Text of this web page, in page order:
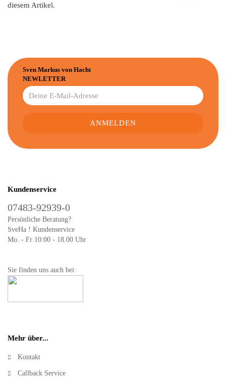
diesem Artikel.
Sven Markus von Hacht
NEWLETTER
Kundenservice
07483-92939-0
Persönliche Beratung?
SveHa ! Kundenservice
Mo. - Fr 10:00 - 18.00 Uhr
Sie finden uns auch bei:
Mehr über...
Kontakt
Callback Service